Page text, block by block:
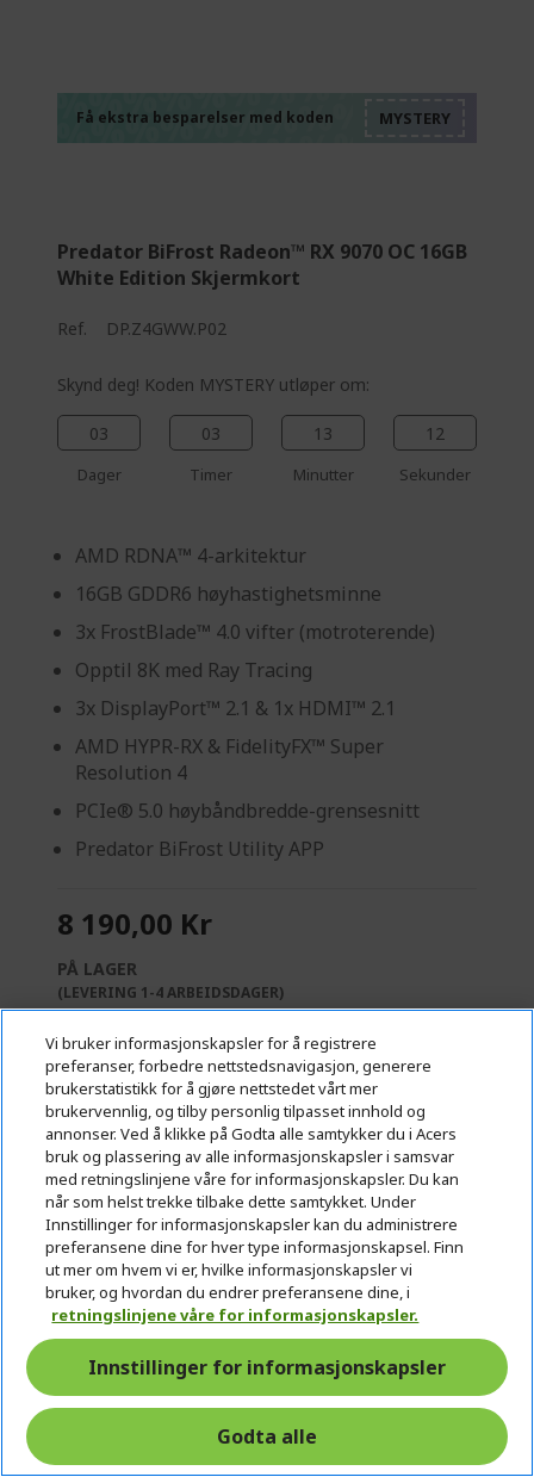
Få ekstra besparelser med koden
Predator BiFrost Radeon™ RX 9070 OC 16GB
White Edition Skjermkort
Ref. DP.Z4GWW.P02
Skynd deg! Koden MYSTERY utløper om:
03
Dager
03
Timer
13
Minutter
11
Sekunder
AMD RDNA™ 4-arkitektur
16GB GDDR6 høyhastighetsminne
3x FrostBlade™ 4.0 vifter (motroterende)
Opptil 8K med Ray Tracing
3x DisplayPort™ 2.1 & 1x HDMI™ 2.1
AMD HYPR-RX & FidelityFX™ Super
Resolution 4
PCIe® 5.0 høybåndbredde-grensesnitt
Predator BiFrost Utility APP
8 190,00 Kr
PÅ LAGER
(LEVERING 1-4 ARBEIDSDAGER)
Antall:
Gå til produkt
Legg i handlekurv
Legg i sammenligning
Sorter etter
Vis
P
Vi bruker informasjonskapsler for å registrere
preferanser, forbedre nettstedsnavigasjon, generere
brukerstatistikk for å gjøre nettstedet vårt mer
brukervennlig, og tilby personlig tilpasset innhold og
annonser. Ved å klikke på Godta alle samtykker du i Acers
bruk og plassering av alle informasjonskapsler i samsvar
med retningslinjene våre for informasjonskapsler. Du kan
når som helst trekke tilbake dette samtykket. Under
Innstillinger for informasjonskapsler kan du administrere
preferansene dine for hver type informasjonskapsel. Finn
ut mer om hvem vi er, hvilke informasjonskapsler vi
bruker, og hvordan du endrer preferansene dine, i
retningslinjene våre for informasjonskapsler.
Innstillinger for informasjonskapsler
Godta alle